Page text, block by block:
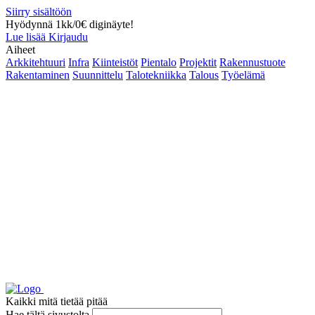
Siirry sisältöön
Hyödynnä 1kk/0€ diginäyte!
Lue lisää Kirjaudu
Aiheet
Arkkitehtuuri Infra Kiinteistöt Pientalo Projektit Rakennustuote
Rakentaminen Suunnittelu Talotekniikka Talous Työelämä
Kaikki mitä tietää pitää